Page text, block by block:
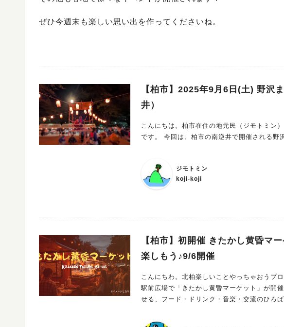
ぜひ今週末も楽しい思い出を作ってくださいね。
【柏市】2025年9月6日(土) 野沢
井）
こんにちは。柏市在住の地元民（ジモトミン
です。 今回は、柏市の南逆井で開催される
ジモトミン
koji-koji
【柏市】初開催 きたかし黄昏マ
楽しもう♪9/6開催
こんにちわ。北柏楽しいことやっちゃおうプ
駅前広場で「きたかし黄昏マーケット」が開
せる、フード・ドリンク・音楽・交流のひろ
市をイメージした屋外イベント 駅からすぐ